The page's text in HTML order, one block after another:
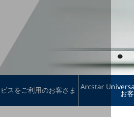
スをご利用のお客さま Arcstar
お